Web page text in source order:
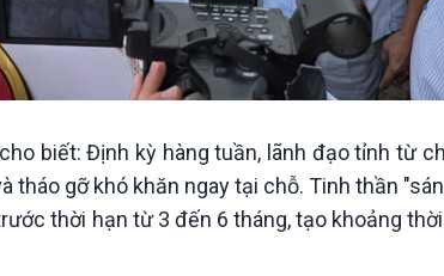
biết: Định kỳ hàng tuần, lãnh đạo tỉnh từ
gỡ khó khăn ngay tại chỗ. Tinh thần
thời hạn từ 3 đến 6 tháng, tạo khoảng